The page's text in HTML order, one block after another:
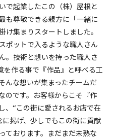
で起業したこの（株）屋根と
も尊敬できる親方に「一緒に
集まりスタートしました。
ポットで入るような職人さん
。技術と想いを持った職人さ
作る事で『作品』と呼べる工
んな想いが集まったチームだ
のです。お客様からこそ『作
、“この街に愛されるお店で在
掲げ、少しでもこの街に貢献
ております。まだまだ未熟な